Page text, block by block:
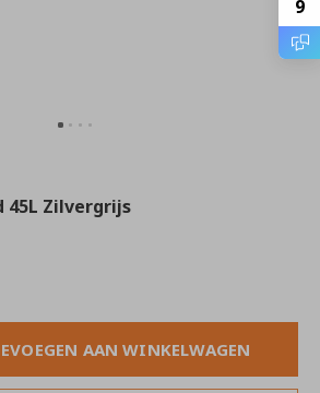
45L Zilvergrijs
AAN WINKELWAGEN
9